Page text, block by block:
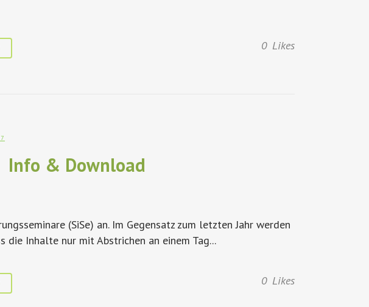
0 Likes
Info & Download
(SiSe) an. Im Gegensatz zum letzten Jahr werden
die Inhalte nur mit Abstrichen an einem Tag...
0 Likes